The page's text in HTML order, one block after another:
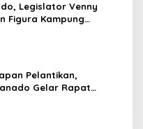
Legislator Venny
Figura Kampung
Pelantikan,
Gelar Rapat